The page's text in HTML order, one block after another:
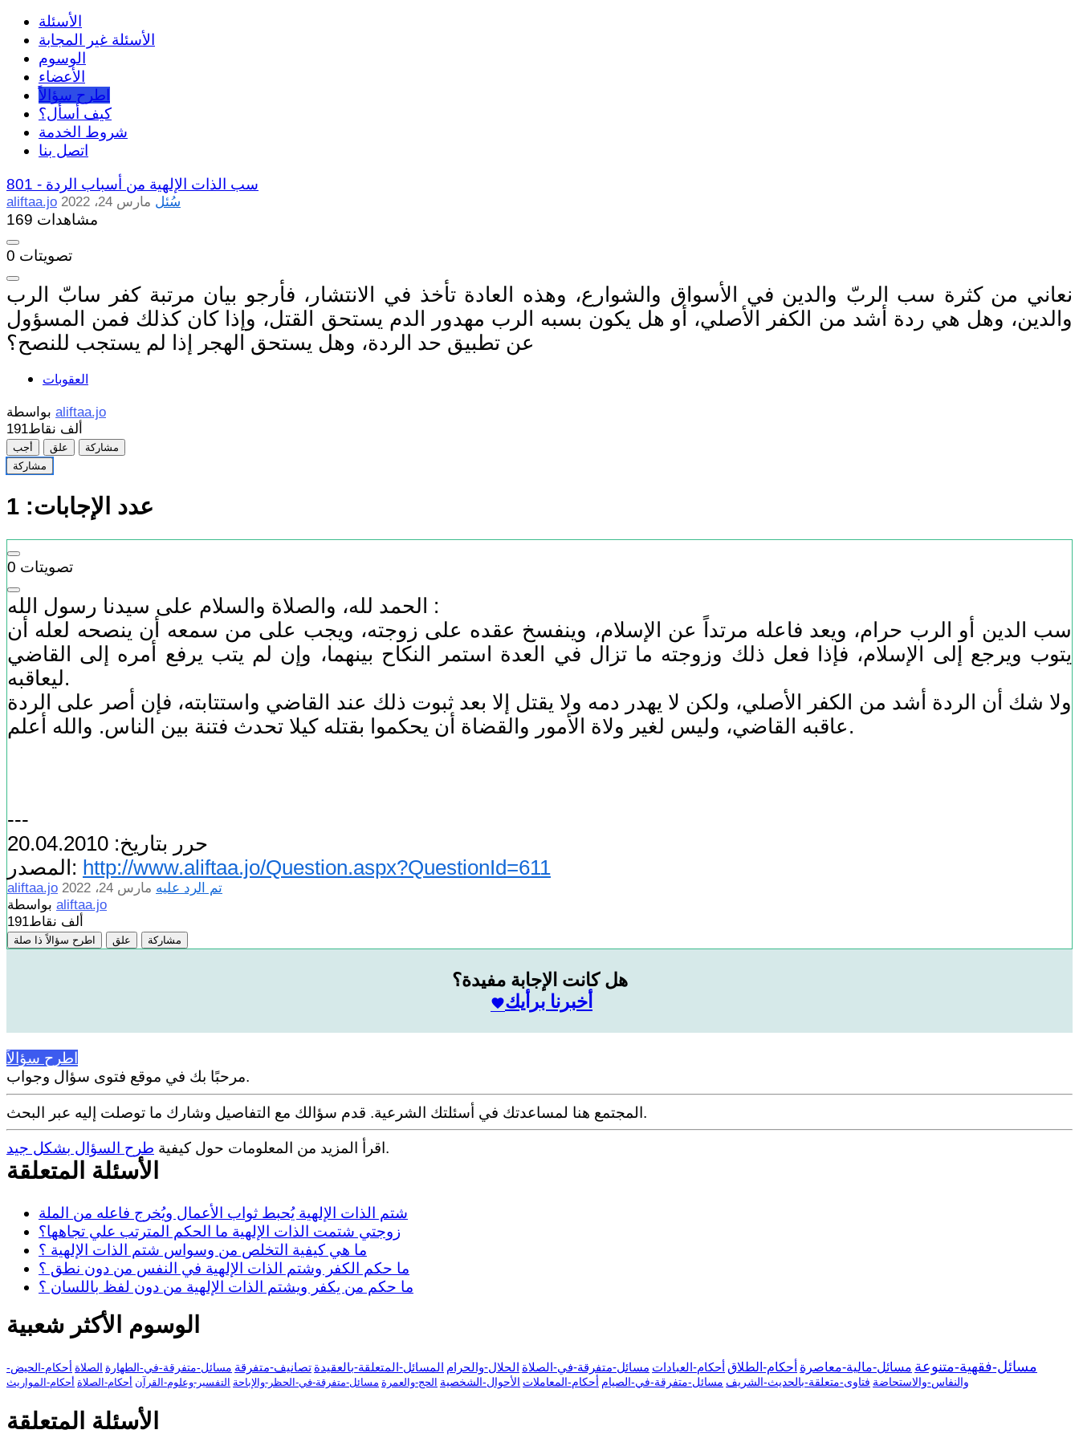
الأسئلة
الأسئلة غير المجابة
الوسوم
الأعضاء
اطرح سؤالاً
كيف أسأل؟
شروط الخدمة
اتصل بنا
801 - سب الذات الإلهية من أسباب الردة
aliftaa.jo سُئل مارس 24، 2022
169 مشاهدات
0 تصويتات
نعاني من كثرة سب الربّ والدين في الأسواق والشوارع، وهذه العادة تأخذ في الانتشار، فأرجو بيان مرتبة كفر سابّ الرب
والدين، وهل هي ردة أشد من الكفر الأصلي، أو هل يكون بسبه الرب مهدور الدم يستحق القتل، وإذا كان كذلك فمن المسؤول
عن تطبيق حد الردة، وهل يستحق الهجر إذا لم يستجب للنصح؟
العقوبات
aliftaa.jo
191ألف نقاط
أجب علق
مشاركة
مشاركة
عدد الإجابات: 1
0 تصويتات
الحمد لله، والصلاة والسلام على سيدنا رسول الله :
سب الدين أو الرب حرام، ويعد فاعله مرتداً عن الإسلام، وينفسخ عقده على زوجته، ويجب على من سمعه أن ينصحه لعله أن
يتوب ويرجع إلى الإسلام، فإذا فعل ذلك وزوجته ما تزال في العدة استمر النكاح بينهما، وإن لم يتب يرفع أمره إلى القاضي
ليعاقبه.
ولا شك أن الردة أشد من الكفر الأصلي، ولكن لا يهدر دمه ولا يقتل إلا بعد ثبوت ذلك عند القاضي واستتابته، فإن أصر على الردة
عاقبه القاضي، وليس لغير ولاة الأمور والقضاة أن يحكموا بقتله كيلا تحدث فتنة بين الناس. والله أعلم.
---
حرر بتاريخ: 20.04.2010
المصدر: http://www.aliftaa.jo/Question.aspx?QuestionId=611
aliftaa.jo تم الرد عليه مارس 24، 2022
aliftaa.jo
191ألف نقاط
اطرح سؤالاً ذا صلة علق مشاركة
هل كانت الإجابة مفيدة؟
أخبرنا برأيك
اطرح سؤالاً
مرحبًا بك في موقع فتوى سؤال وجواب.
المجتمع هنا لمساعدتك في أسئلتك الشرعية. قدم سؤالك مع التفاصيل وشارك ما توصلت إليه عبر البحث.
اقرأ المزيد من المعلومات حول كيفية طرح السؤال بشكل جيد .
الأسئلة المتعلقة
شتم الذات الإلهية يُحبط ثواب الأعمال ويُخرج فاعله من الملة
زوجتي شتمت الذات الإلهية ما الحكم المترتب علي تجاهها؟
ما هي كيفية التخلص من وسواس شتم الذات الإلهية ؟
ما حكم الكفر وشتم الذات الإلهية في النفس من دون نطق ؟
ما حكم من يكفر ويشتم الذات الإلهية من دون لفظ باللسان ؟
الوسوم الأكثر شعبية
مسائل-فقهية-متنوعة مسائل-مالية-معاصرة أحكام-الطلاق أحكام-العبادات مسائل-متفرقة-في-الصلاة الحلال-والحرام المسائل-المتعلقة-بالعقيدة تصانيف-متفرقة مسائل-متفرقة-في-الطهارة الصلاة أحكام-الحيض-
والنفاس-والاستحاضة فتاوى-متعلقة-بالحديث-الشريف مسائل-متفرقة-في-الصيام أحكام-المعاملات الأحوال-الشخصية الحج-والعمرة مسائل-متفرقة-في-الحظر-والإباحة التفسير-وعلوم-القرآن أحكام-الصلاة أحكام-المواريث
الأسئلة المتعلقة